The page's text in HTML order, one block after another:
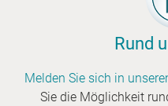
Rund
Melden Sie sich in
Sie die Möglichkeit